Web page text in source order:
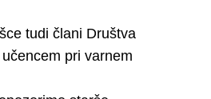
tudi člani Društva
pri varnem